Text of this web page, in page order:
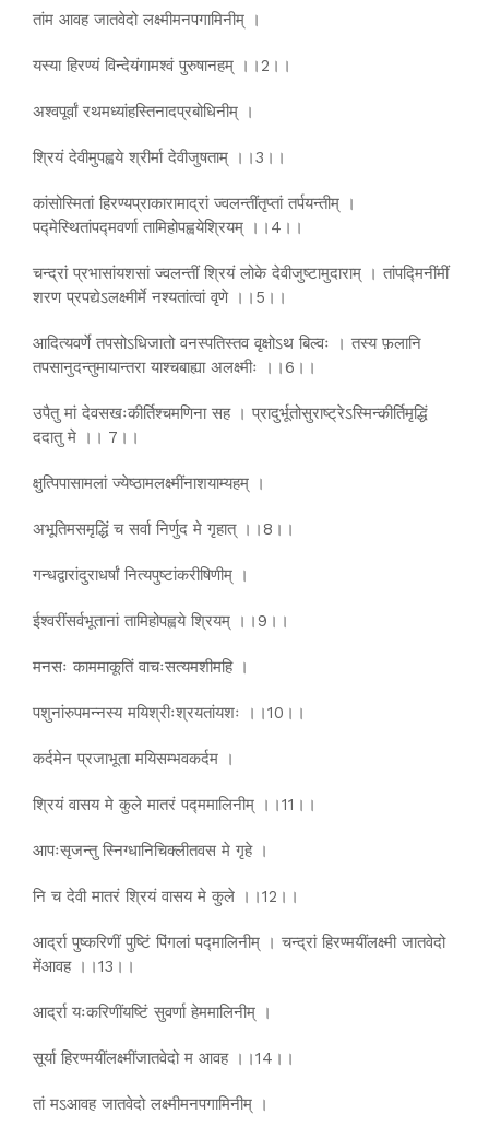
तांम आवह जातवेदो लक्ष्मीमनपगामिनीम् ।
यस्या हिरण्यं विन्देयंगामश्वं पुरुषानहम् ।।2।।
अश्वपूर्वां रथमध्यांहस्तिनादप्रबोधिनीम् ।
श्रियं देवीमुपह्वये श्रीर्मा देवीजुषताम् ।।3।।
कांसोस्मितां हिरण्यप्राकारामाद्रां ज्वलन्तींतृप्तां तर्पयन्तीम् ।
पद्मेस्थितांपद्मवर्णा तामिहोपह्वयेश्रियम् ।।4।।
चन्द्रां प्रभासांयशसां ज्वलन्तीं श्रियं लोके देवीजुष्टामुदाराम् । तांपद्मिनींमीं
शरण प्रपद्येऽलक्ष्मीर्मे नश्यतांत्वां वृणे ।।5।।
आदित्यवर्णे तपसोऽधिजातो वनस्पतिस्तव वृक्षोऽथ बिल्वः । तस्य फ़लानि
तपसानुदन्तुमायान्तरा याश्चबाह्या अलक्ष्मीः ।।6।।
उपैतु मां देवसखःकीर्तिश्चमणिना सह । प्रादुर्भूतोसुराष्ट्रेऽस्मिन्कीर्तिमृद्धिं
ददातु मे ।। 7।।
क्षुत्पिपासामलां ज्येष्ठामलक्ष्मींनाशयाम्यहम् ।
अभूतिमसमृद्धिं च सर्वा निर्णुद मे गृहात् ।।8।।
गन्धद्वारांदुराधर्षां नित्यपुष्टांकरीषिणीम् ।
ईश्वरींसर्वभूतानां तामिहोपह्वये श्रियम् ।।9।।
मनसः काममाकूतिं वाचःसत्यमशीमहि ।
पशुनांरुपमन्नस्य मयिश्रीःश्रयतांयशः ।।10।।
कर्दमेन प्रजाभूता मयिसम्भवकर्दम ।
श्रियं वासय मे कुले मातरं पद्ममालिनीम् ।।11।।
आपःसृजन्तु स्निग्धानिचिक्लीतवस मे गृहे ।
नि च देवी मातरं श्रियं वासय मे कुले ।।12।।
आर्द्रा पुष्करिणीं पुष्टिं पिंगलां पद्मालिनीम् । चन्द्रां हिरण्मयींलक्ष्मी जातवेदो
मेंआवह ।।13।।
आर्द्रा यःकरिणींयष्टिं सुवर्णा हेममालिनीम् ।
सूर्या हिरण्मयींलक्ष्मींजातवेदो म आवह ।।14।।
तां मऽआवह जातवेदो लक्ष्मीमनपगामिनीम् ।